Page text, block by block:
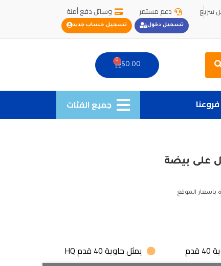
سريع دعم مستمر وسائل دفع أمنة
تسجيل دخول تسجيل حساب جديد
Search
$0.00
0
Cart
فروعنا جميع الفئات
على بيضة
باسعار الموقع
يمثل حاوية 40 قدم HQ